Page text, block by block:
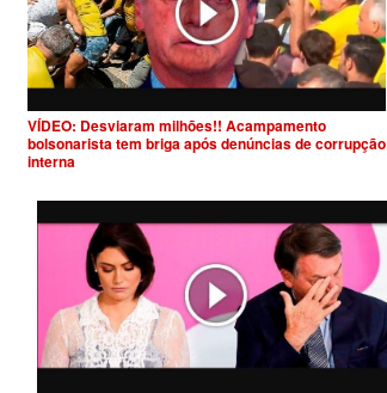
VÍDEO: Desviaram milhões!! Acampamento
bolsonarista tem briga após denúncias de corrupção
interna